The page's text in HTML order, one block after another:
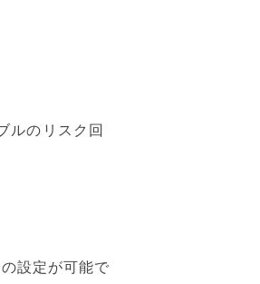
ルのリスク回
設定が可能で